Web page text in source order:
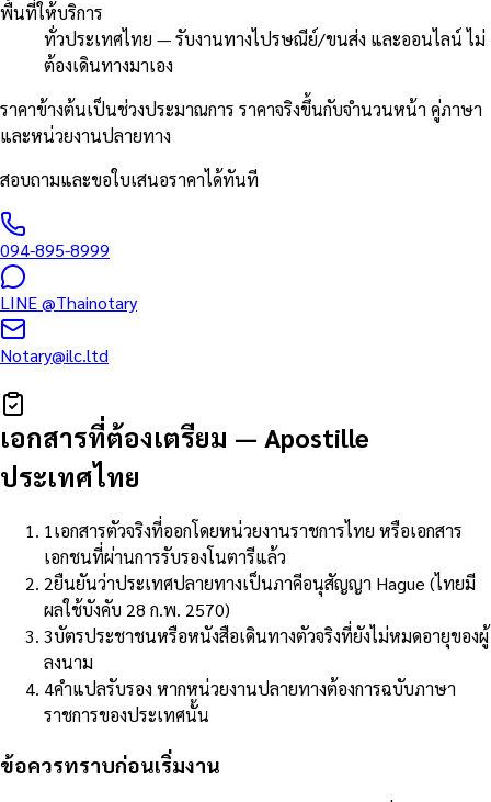
พื้นที่ให้บริการ
ทั่วประเทศไทย — รับงานทางไปรษณีย์/ขนส่ง และออนไลน์ ไม่
ต้องเดินทางมาเอง
ราคาข้างต้นเป็นช่วงประมาณการ ราคาจริงขึ้นกับจำนวนหน้า คู่ภาษา
และหน่วยงานปลายทาง
สอบถามและขอใบเสนอราคาได้ทันที
094-895-8999
LINE@Thainotary
Notary@ilc.ltd
เอกสารที่ต้องเตรียม — Apostille
ประเทศไทย
1 เอกสารตัวจริงที่ออกโดยหน่วยงานราชการไทย หรือเอกสาร
เอกชนที่ผ่านการรับรองโนตารีแล้ว
2ยืนยันว่าประเทศปลายทางเป็นภาคีอนุสัญญา Hague (ไทยมี
ผลใช้บังคับ 28 ก.พ. 2570)
3บัตรประชาชนหรือหนังสือเดินทางตัวจริงที่ยังไม่หมดอายุของผู้
ลงนาม
4คำแปลรับรอง หากหน่วยงานปลายทางต้องการฉบับภาษา
ราชการของประเทศนั้น
ข้อควรทราบก่อนเริ่มงาน